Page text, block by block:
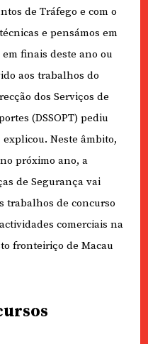
de Tráfego e com o
e pensámos em
finais deste ano ou
aos trabalhos do
dos Serviços de
(DSSOPT) pediu
Neste âmbito,
próximo ano, a
de Segurança vai
trabalhos de concurso
comerciais na
fronteiriço de Macau